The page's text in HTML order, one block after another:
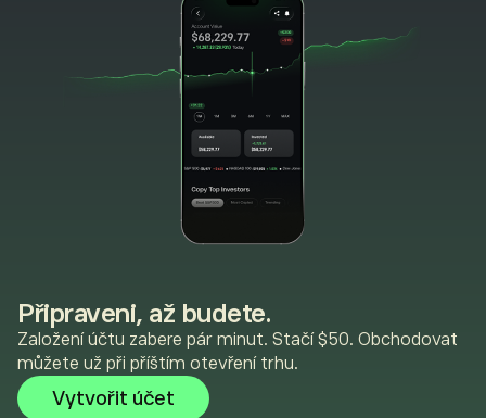
Připraveni, až budete.
Založení účtu zabere pár minut. Stačí $50. Obchodovat
můžete už při příštím otevření trhu.
Vytvořit účet